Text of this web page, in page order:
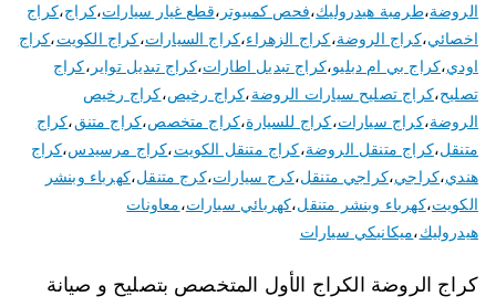
الروضة،طرمبة هيدروليك،فحص كمبيوتر ،قطع غيار سيارات،كراج،كراج
اخصائي،كراج الروضة،كراج الزهراء،كراج السيارات،كراج الكويت،كراج
اودي،كراج بي ام دبليو،كراج تبديل اطارات،كراج تبديل تواير ،كراج
تصليح،كراج تصليح سيارات الروضة،كراج رخيص،كراج رخيص
الروضة،كراج سيارات،كراج للسيارة،كراج متخصص،كراج متنق،كراج
متنقل،كراج متنقل الروضة،كراج متنقل الكويت،كراج مرسيدس،كراج
هندي،كراجي،كراجي متنقل،كرج سيارات،كرج متنقل،كهرباء وبنشر
الكويت،كهرباء وبنشر متنقل،كهربائي سيارات،معاونات
هيدروليك،ميكانيكي سيارات
كراج الروضة الكراج الأول المتخصص بتصليح و صيانة